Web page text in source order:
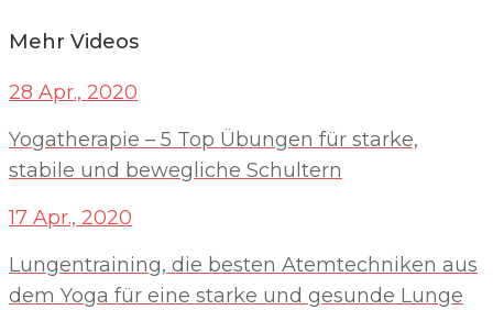
Mehr Videos
28 Apr., 2020
Yogatherapie – 5 Top Übungen für starke,
stabile und bewegliche Schultern
17 Apr., 2020
Lungentraining, die besten Atemtechniken aus
dem Yoga für eine starke und gesunde Lunge